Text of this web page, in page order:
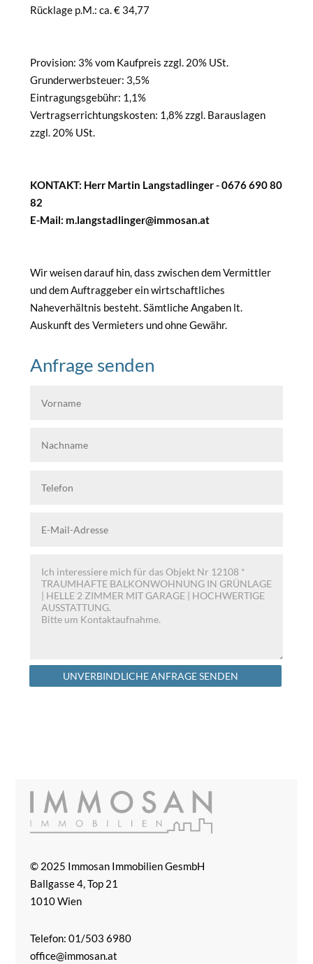
Rücklage p.M.: ca. € 34,77
Provision: 3% vom Kaufpreis zzgl. 20% USt.
Grunderwerbsteuer: 3,5%
Eintragungsgebühr: 1,1%
Vertragserrichtungskosten: 1,8% zzgl. Barauslagen
zzgl. 20% USt.
KONTAKT: Herr Martin Langstadlinger - 0676 690 80
82
E-Mail: m.langstadlinger@immosan.at
Wir weisen darauf hin, dass zwischen dem Vermittler
und dem Auftraggeber ein wirtschaftliches
Naheverhältnis besteht. Sämtliche Angaben lt.
Auskunft des Vermieters und ohne Gewähr.
Anfrage senden
UNVERBINDLICHE ANFRAGE SENDEN
Alternative:
© 2025 Immosan Immobilien GesmbH
Ballgasse 4, Top 21
1010 Wien
Telefon: 01/503 6980
office@immosan.at